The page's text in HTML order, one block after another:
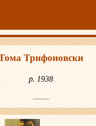
Трифоновски
р. 1938